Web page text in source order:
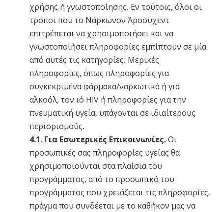
χρήσης ή γνωστοποίησης. Εν τούτοις, όλοι οι
τρόποι που το Νάρκωνον Άροουχεντ
επιτρέπεται να χρησιμοποιήσει και να
γνωστοποιήσει πληροφορίες εμπίπτουν σε μία
από αυτές τις κατηγορίες. Μερικές
πληροφορίες, όπως πληροφορίες για
συγκεκριμένα φάρμακα/ναρκωτικά ή για
αλκοόλ, τον ιό HIV ή πληροφορίες για την
πνευματική υγεία, υπάγονται σε ιδιαίτερους
περιορισμούς.
4.1. Για Εσωτερικές Επικοινωνίες.Οι
προσωπικές σας πληροφορίες υγείας θα
χρησιμοποιούνται στα πλαίσια του
προγράμματος, από το προσωπικό του
προγράμματος που χρειάζεται τις πληροφορίες,
πράγμα που συνδέεται με το καθήκον μας να